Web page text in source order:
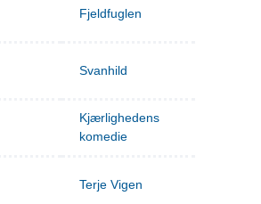
Fjeldfuglen
Svanhild
Kjærlighedens
komedie
Terje Vigen